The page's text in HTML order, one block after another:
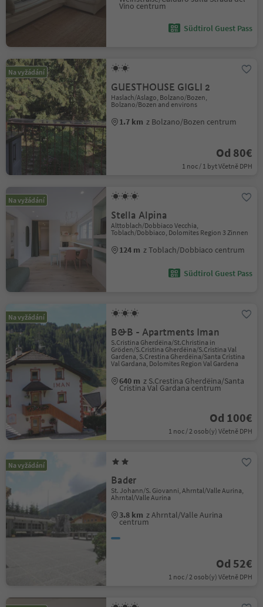
Vino centrum
Südtirol Guest Pass
Na vyžádání
GUESTHOUSE GIGLI 2
Haslach/Aslago, Bolzano/Bozen,
Bolzano/Bozen and environs
1.7 km z Bolzano/Bozen centrum
Od 80€
1 noc / 1 byt Včetně DPH
Na vyžádání
Stella Alpina
Alttoblach/Dobbiaco Vecchia,
Toblach/Dobbiaco, Dolomites Region 3 Zinnen
124 m z Toblach/Dobbiaco centrum
Südtirol Guest Pass
Na vyžádání
B&B - Apartments Iman
S.Cristina Gherdëina/St.Christina in
Gröden/S.Cristina Gherdëina/S.Cristina Val
Gardena, S.Crestina Gherdëina/Santa Cristina
Val Gardana, Dolomites Region Val Gardena
640 m z S.Crestina Gherdëina/Santa
Cristina Val Gardana centrum
Od 100€
1 noc / 2 osob(y) Včetně DPH
Na vyžádání
Bader
St. Johann/S. Giovanni, Ahrntal/Valle Aurina,
Ahrntal/Valle Aurina
3.8 km z Ahrntal/Valle Aurina
centrum
Od 52€
1 noc / 2 osob(y) Včetně DPH